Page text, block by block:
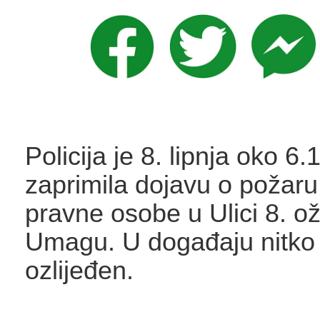
Policija je 8. lipnja oko
zaprimila dojavu o
pravne osobe u Ulici 8.
Umagu. U događaju
ozlijeđen.